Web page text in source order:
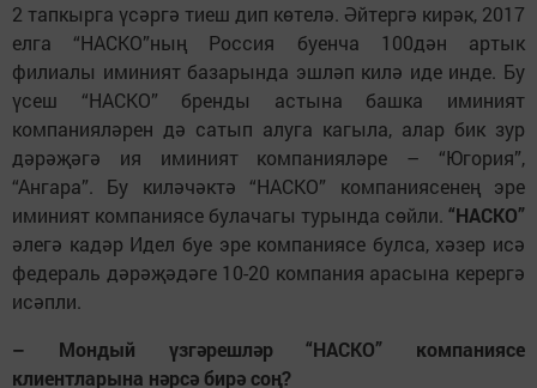
2 тапкырга үсәргә тиеш дип көтелә. Әйтергә кирәк, 2017
елга “НАСКО”ның Россия буенча 100дән артык
филиалы иминият базарында эшләп килә иде инде. Бу
үсеш “НАСКО” бренды астына башка иминият
компанияләрен дә сатып алуга кагыла, алар бик зур
дәрәҗәгә ия иминият компанияләре – “Югория”,
“Ангара”. Бу киләчәктә “НАСКО” компаниясенең эре
иминият компаниясе булачагы турында сөйли. “НАСКО”
әлегә кадәр Идел буе эре компаниясе булса, хәзер исә
федераль дәрәҗәдәге 10-20 компания арасына керергә
исәпли.
– Мондый үзгәрешләр “НАСКО” компаниясе
клиентларына нәрсә бирә соң?